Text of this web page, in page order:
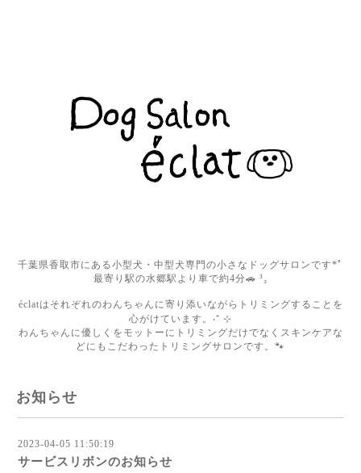
千葉県香取市にある小型犬・中型犬専門の小さなドッグサロンです*ﾟ
最寄り駅の水郷駅より車で約4分🚗 ³₃
éclatはそれぞれのわんちゃんに寄り添いながらトリミングすることを
心がけています。‧⁺ ⊹
わんちゃんに優しくをモットーにトリミングだけでなくスキンケアな
どにもこだわったトリミングサロンです。🐾
お知らせ
2023-04-05 11:50:19
サービスリボンのお知らせ